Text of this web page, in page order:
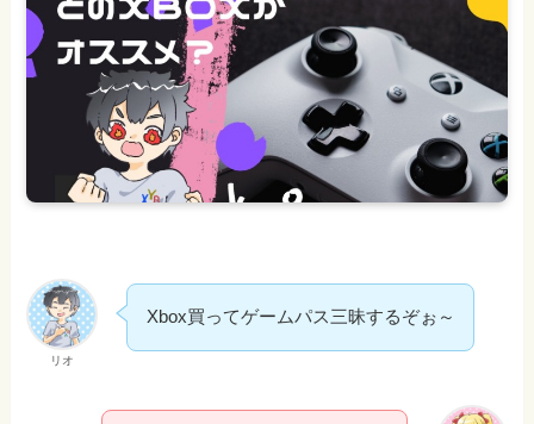
リオ
Xbox買ってゲームパス三昧するぞぉ～